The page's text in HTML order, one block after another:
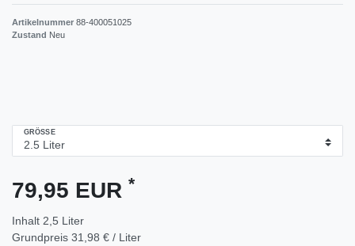
Artikelnummer 88-400051025
Zustand Neu
GRÖSSE
79,95 EUR *
Inhalt 2,5 Liter
Grundpreis 31,98 € / Liter